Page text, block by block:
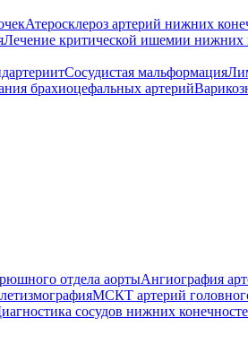
Атеросклероз артерий нижних
Лечение критической ишемии нижних
Сосудистая мальформация
брахиоцефальных артерий
отдела аортыАнгиография
МСКТ артерий
сосудов нижних